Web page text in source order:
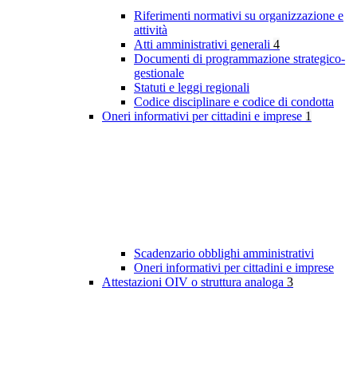
Riferimenti normativi su organizzazione e
attività
Atti amministrativi generali 4
Documenti di programmazione strategico-
gestionale
Statuti e leggi regionali
Codice disciplinare e codice di condotta
Oneri informativi per cittadini e imprese 1
Scadenzario obblighi amministrativi
Oneri informativi per cittadini e imprese
Attestazioni OIV o struttura analoga 3